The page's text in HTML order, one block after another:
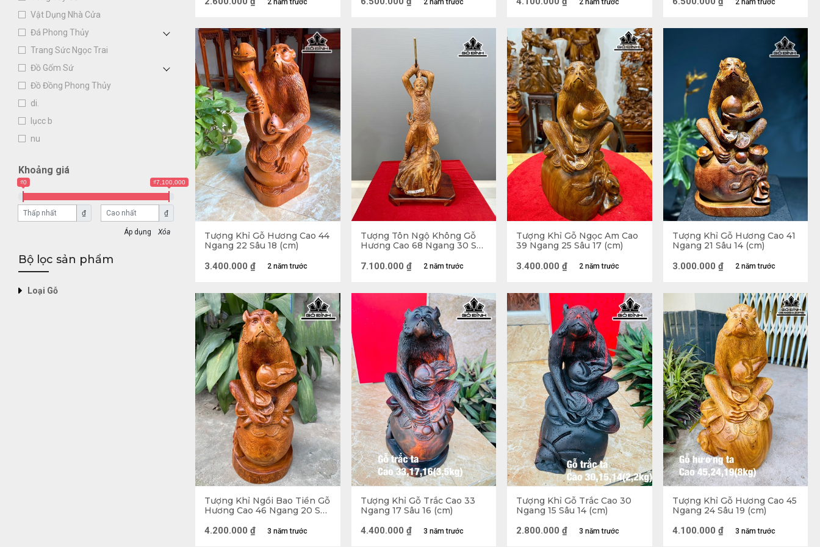
Vật Dụng Nhà Cửa
Đá Phong Thủy
Trang Sức Ngọc Trai
Đồ Gốm Sứ
Đồ Đồng Phong Thủy
di.
lụcc b
nu
Khoảng giá
₫0 ₫7,100,000
₫ ₫
Xóa
Bộ lọc sản phẩm
Loại Gỗ
mang ý nghĩa từ bi, nhân từ.
Theo văn hoá tâm linh, loài khỉ là loài gần với con người nhất nên loài này có tính linh nhất trong 12 con giáp. Nếu có tu đạo thì dễ đắc
đạo nhất và tính linh của con khỉ được thể hiện qua trí tuệ. Đây là loài vật mang tính linh thiêng, ngoài quyền lực khỉ còn có trí tuệ,
dũng cảm, kiên cường nhà từ bi.
Tượng con khỉ mang ý nghĩa từ bi, hỉ xả
Cách đặt tượng khỉ đúng phong thủy cho bạn tham khảo
Bởi vì mang những đức tính tốt và ý nghĩa may mắn nên hình tượng con khỉ luôn được nhiều người ựa chuộng. Vậy đặt tượng ở đâu
2 năm trước 2 năm trước 2 năm trước 2 năm trước
Tượng Khỉ Gỗ Hương Cao 44
Ngang 22 Sâu 18 (cm)
2 năm trước
3.400.000 ₫
Tượng Tôn Ngộ Không Gỗ
Hương Cao 68 Ngang 30 Sâu
2 năm trước
7.100.000 ₫
Tượng Khỉ Gỗ Ngọc Am Cao
39 Ngang 25 Sâu 17 (cm)
2 năm trước
3.400.000 ₫
Tượng Khỉ Gỗ Hương Cao 41
Ngang 21 Sâu 14 (cm)
2 năm trước
3.000.000 ₫
Tượng Khỉ Ngồi Bao Tiền Gỗ
Hương Cao 46 Ngang 20 Sâu
3 năm trước
4.200.000 ₫
Tượng Khỉ Gỗ Trắc Cao 33
Ngang 17 Sâu 16 (cm)
3 năm trước
4.400.000 ₫
Tượng Khỉ Gỗ Trắc Cao 30
Ngang 15 Sâu 14 (cm)
3 năm trước
2.800.000 ₫
Tượng Khỉ Gỗ Hương Cao 45
Ngang 24 Sâu 19 (cm)
3 năm trước
4.100.000 ₫